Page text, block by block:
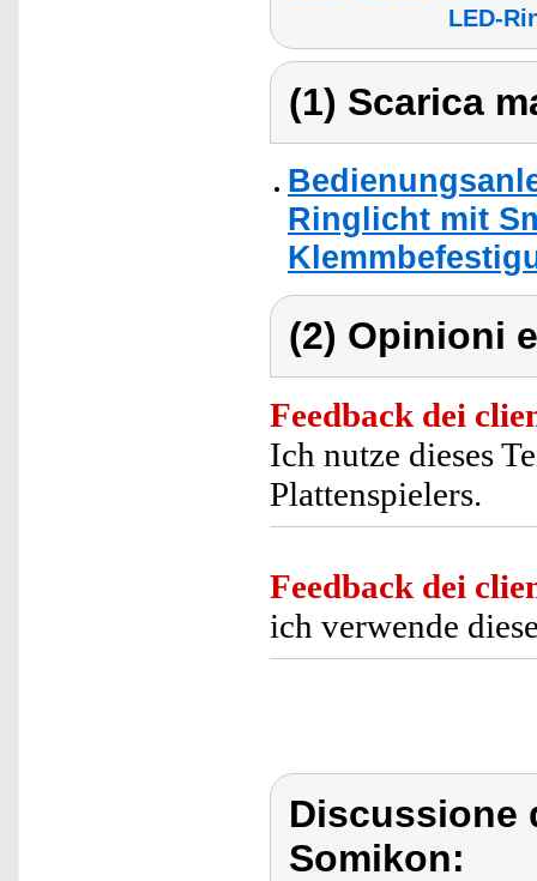
LED-
(1) Scarica
Ringlicht mit
(2) Opinioni
Feedback dei
Ich nutze dieses
Plattenspielers.
Feedback dei
ich verwende
Discussione
Somikon: